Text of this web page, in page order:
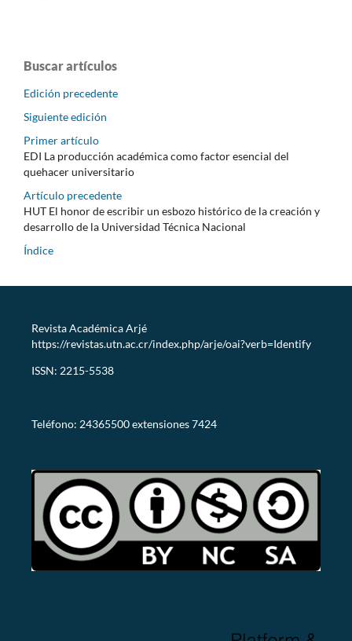
Buscar artículos
Edición precedente
Siguiente edición
Primer artículo
EDI La producción académica como factor esencial del
quehacer universitario
Artículo precedente
HUT El honor de escribir un esbozo histórico de la creación y
desarrollo de la Universidad Técnica Nacional
Índice
Revista Académica Arjé
https://revistas.utn.ac.cr/index.php/arje/oai?verb=Identify
ISSN: 2215-5538
Teléfono: 24365500 extensiones 7424